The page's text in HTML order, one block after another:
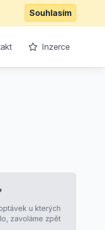
Souhlasím
Inzerce
u kterých
zavoláme zpět